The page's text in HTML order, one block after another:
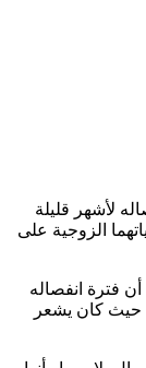
لأشهر قليلة
الزوجية على
فترة انفصاله
حيث كان يشعر